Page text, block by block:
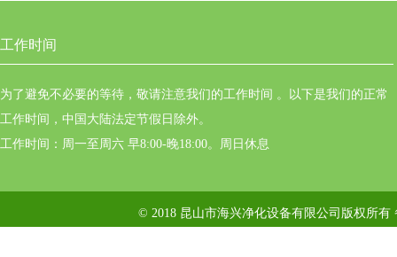
工作时间
为了避免不必要的等待，敬请注意我们的工作时间 。以下是我们的正常
工作时间，中国大陆法定节假日除外。
工作时间：周一至周六 早8:00-晚18:00。周日休息
© 2018 昆山市海兴净化设备有限公司版权所有